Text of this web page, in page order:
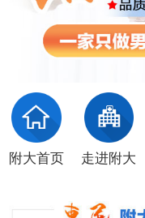
附大首页 走进附大